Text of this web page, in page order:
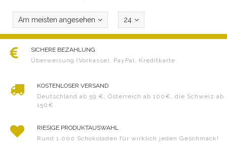
Am meisten angesehen 24
SICHERE BEZAHLUNG
Überweisung (Vorkasse), PayPal, Kreditkarte
KOSTENLOSER VERSAND
Deutschland ab 59 €, Österreich ab 100€, die Schweiz ab
150€
RIESIGE PRODUKTAUSWAHL
Rund 1.000 Schokoladen für wirklich jeden Geschmack!